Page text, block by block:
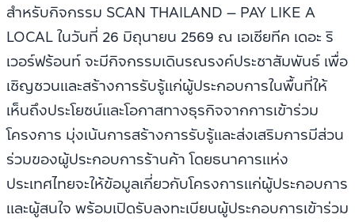
สำหรับกิจกรรม SCAN THAILAND – PAY LIKE A
LOCAL ในวันที่ 26 มิถุนายน 2569 ณ เอเชียทีค เดอะ ริ
เวอร์ฟร้อนท์ จะมีกิจกรรมเดินรณรงค์ประชาสัมพันธ์ เพื่อ
เชิญชวนและสร้างการรับรู้แก่ผู้ประกอบการในพื้นที่ให้
เห็นถึงประโยชน์และโอกาสทางธุรกิจจากการเข้าร่วม
โครงการ มุ่งเน้นการสร้างการรับรู้และส่งเสริมการมีส่วน
ร่วมของผู้ประกอบการร้านค้า โดยธนาคารแห่ง
ประเทศไทยจะให้ข้อมูลเกี่ยวกับโครงการแก่ผู้ประกอบการ
และผู้สนใจ พร้อมเปิดรับลงทะเบียนผู้ประกอบการเข้าร่วม